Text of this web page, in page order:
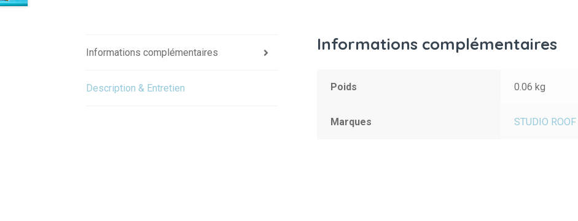
Informations complémentaires
Description & Entretien
Informations complémentaires
Poids 0.06 kg
Marques STUDIO ROOF